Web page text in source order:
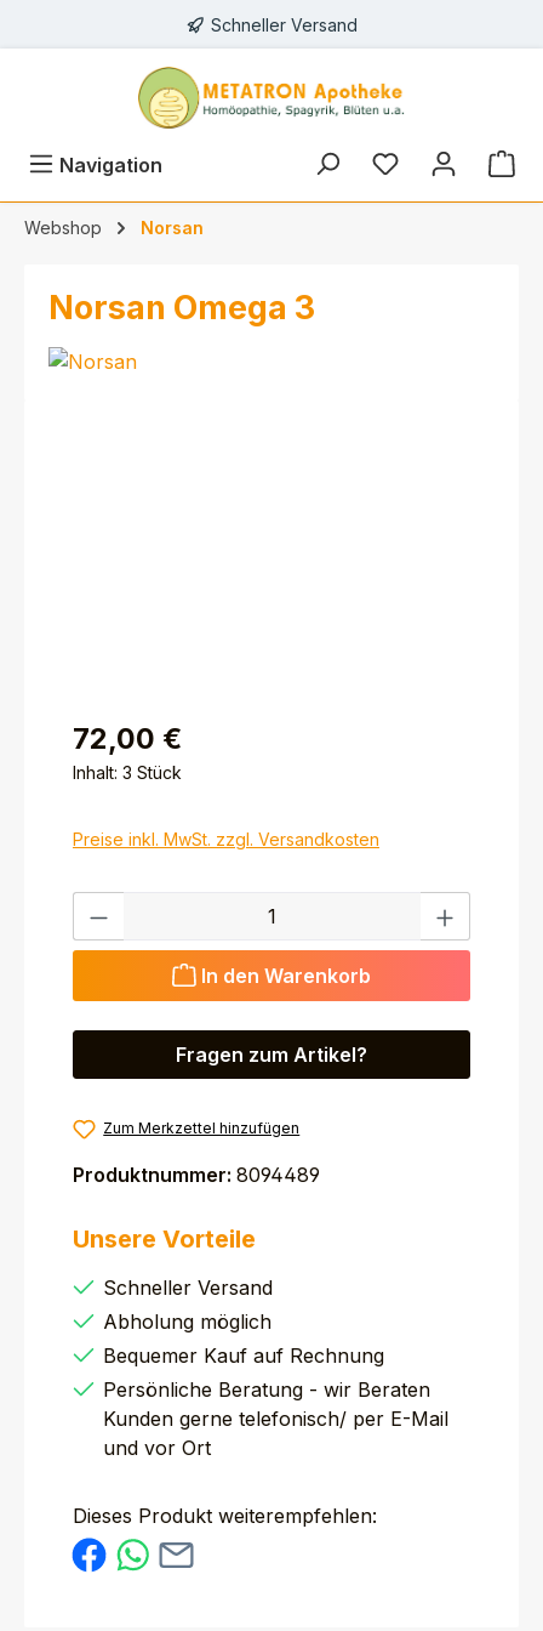
Schneller Versand
Navigation
Webshop Norsan
Norsan Omega 3
72,00 €
Inhalt: 3 Stück
Preise inkl. MwSt. zzgl. Versandkosten
Produkt Anzahl: Gib den gewünschten Wert ein
In den Warenkorb
Fragen zum Artikel?
Zum Merkzettel hinzufügen
Produktnummer: 8094489
Unsere Vorteile
Schneller Versand
Abholung möglich
Bequemer Kauf auf Rechnung
Persönliche Beratung - wir Beraten
Kunden gerne telefonisch/ per E-Mail
und vor Ort
Dieses Produkt weiterempfehlen: